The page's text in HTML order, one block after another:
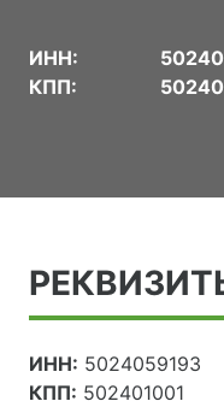
ИНН:
КПП:
ИНН: 5024059193
КПП: 502401001